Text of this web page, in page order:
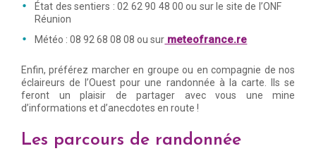
État des sentiers : 02 62 90 48 00 ou sur le site de l’ONF
Réunion
Météo : 08 92 68 08 08 ou sur meteofrance.re
Enfin, préférez marcher en groupe ou en compagnie de nos
éclaireurs de l’Ouest pour une randonnée à la carte. Ils se
feront un plaisir de partager avec vous une mine
d’informations et d’anecdotes en route !
Les parcours de randonnée